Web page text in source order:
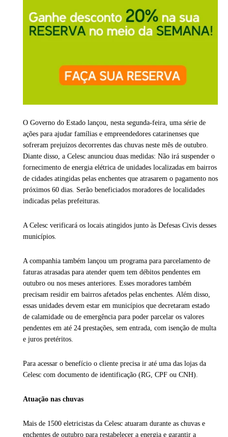
O Governo do Estado lançou, nesta segunda-feira, uma série de
ações para ajudar famílias e empreendedores catarinenses que
sofreram prejuízos decorrentes das chuvas neste mês de outubro.
Diante disso, a Celesc anunciou duas medidas: Não irá suspender o
fornecimento de energia elétrica de unidades localizadas em bairros
de cidades atingidas pelas enchentes que atrasarem o pagamento nos
próximos 60 dias. Serão beneficiados moradores de localidades
indicadas pelas prefeituras.
A Celesc verificará os locais atingidos junto às Defesas Civis desses
municípios.
A companhia também lançou um programa para parcelamento de
faturas atrasadas para atender quem tem débitos pendentes em
outubro ou nos meses anteriores. Esses moradores também
precisam residir em bairros afetados pelas enchentes. Além disso,
essas unidades devem estar em municípios que decretaram estado
de calamidade ou de emergência para poder parcelar os valores
pendentes em até 24 prestações, sem entrada, com isenção de multa
e juros pretéritos.
Para acessar o benefício o cliente precisa ir até uma das lojas da
Celesc com documento de identificação (RG, CPF ou CNH).
Atuação nas chuvas
Mais de 1500 eletricistas da Celesc atuaram durante as chuvas e
enchentes de outubro para restabelecer a energia e garantir a